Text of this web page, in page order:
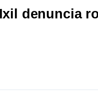
denuncia